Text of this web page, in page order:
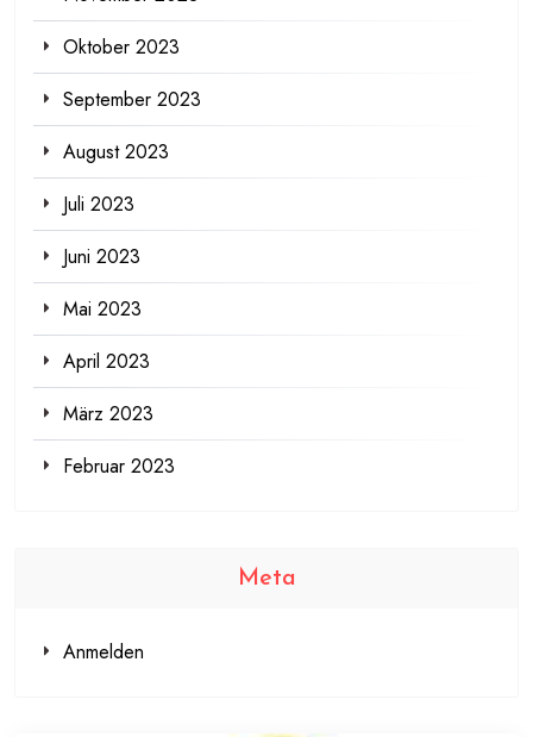
Oktober 2023
September 2023
August 2023
Juli 2023
Juni 2023
Mai 2023
April 2023
März 2023
Februar 2023
Meta
Anmelden